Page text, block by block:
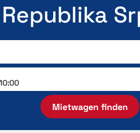
Mietwagen finden